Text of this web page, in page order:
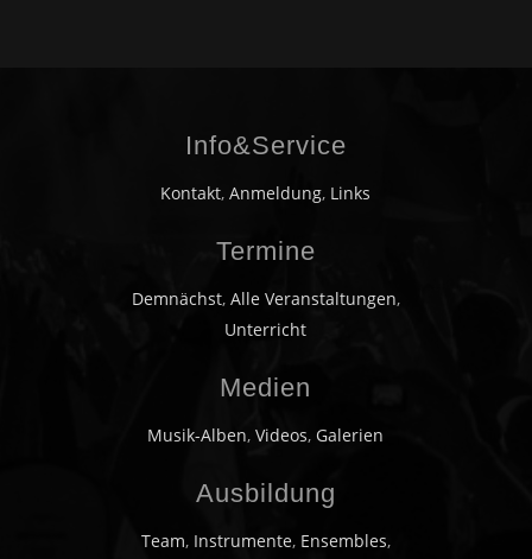
Info&Service
Kontakt,Anmeldung, Links
Termine
Demnächst, Alle Veranstaltungen,
Unterricht
Medien
Musik-Alben,Videos,Galerien
Ausbildung
Team, Instrumente, Ensembles,